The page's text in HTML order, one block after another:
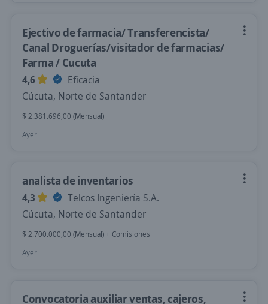
Ejectivo de farmacia/ Transferencista/
Canal Droguerías/visitador de farmacias/
Farma / Cucuta
4,6
Eficacia
Cúcuta, Norte de Santander
$ 2.381.696,00 (Mensual)
Ayer
analista de inventarios
4,3
Telcos Ingeniería S.A.
Cúcuta, Norte de Santander
$ 2.700.000,00 (Mensual) + Comisiones
Ayer
Convocatoria auxiliar ventas, cajeros,